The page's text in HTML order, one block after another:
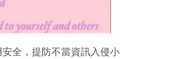
全，提防不當資訊入侵小